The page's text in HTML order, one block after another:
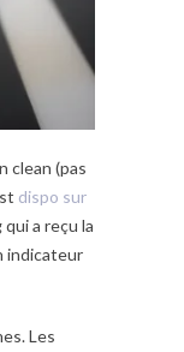
clean (pas
dispo sur
qui a reçu la
indicateur
Les